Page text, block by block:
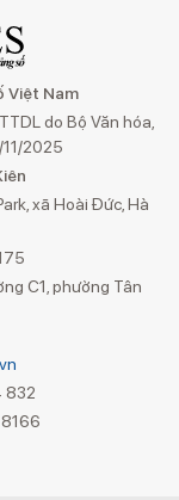
Việt Nam
do Bộ Văn hóa,
2025
xã Hoài Đức, Hà
C1, phường Tân
832